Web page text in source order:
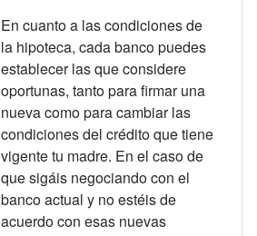
En cuanto a las condiciones de
la hipoteca, cada banco puedes
establecer las que considere
oportunas, tanto para firmar una
nueva como para cambiar las
condiciones del crédito que tiene
vigente tu madre. En el caso de
que sigáis negociando con el
banco actual y no estéis de
acuerdo con esas nuevas